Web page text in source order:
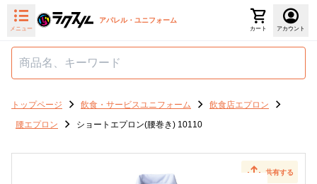
メニュー
アパレル・ユニフォーム
カート アカウント
トップページ 飲食・サービスユニフォーム
飲食店エプロン
腰エプロン
ショートエプロン(腰巻き) 10110
共有する